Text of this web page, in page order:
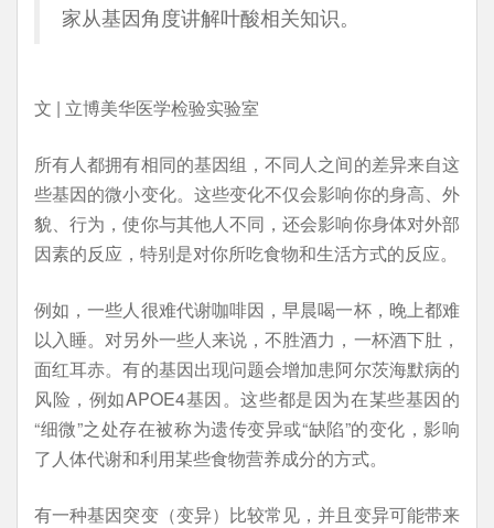
家从基因角度讲解叶酸相关知识。
文 | 立博美华医学检验实验室
所有人都拥有相同的基因组，不同人之间的差异来自这
些基因的微小变化。这些变化不仅会影响你的身高、外
貌、行为，使你与其他人不同，还会影响你身体对外部
因素的反应，特别是对你所吃食物和生活方式的反应。
例如，一些人很难代谢咖啡因，早晨喝一杯，晚上都难
以入睡。对另外一些人来说，不胜酒力，一杯酒下肚，
面红耳赤。有的基因出现问题会增加患阿尔茨海默病的
风险，例如APOE4基因。这些都是因为在某些基因的
“细微”之处存在被称为遗传变异或“缺陷”的变化，影响
了人体代谢和利用某些食物营养成分的方式。
有一种基因突变（变异）比较常见，并且变异可能带来